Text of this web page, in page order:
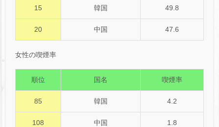
15 韓国 49.8
20 中国 47.6
女性の喫煙率
順位 国名 喫煙率
85 韓国 4.2
108 中国 1.8